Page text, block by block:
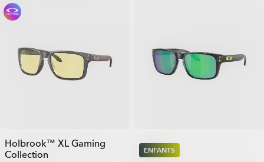
Holbrook™ XL Gaming
Collection
ENFANTS